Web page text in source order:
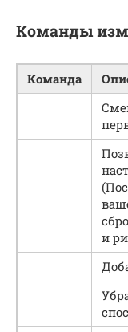
Команды
Команда
и